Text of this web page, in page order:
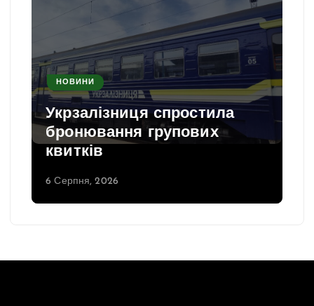
НОВИНИ
Укрзалізниця спростила
бронювання групових
квитків
6 Серпня, 2026